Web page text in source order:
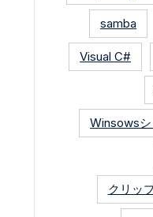
samba
Visual C#
Winsowsシ
クリッ